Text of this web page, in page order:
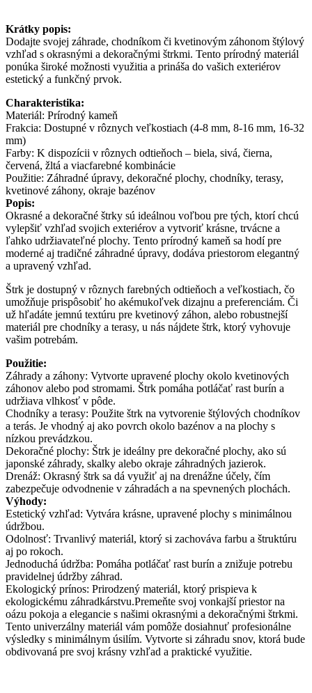
Krátky popis:
Dodajte svojej záhrade, chodníkom či kvetinovým záhonom štýlový
vzhľad s okrasnými a dekoračnými štrkmi. Tento prírodný materiál
ponúka široké možnosti využitia a prináša do vašich exteriérov
estetický a funkčný prvok.
Charakteristika:
Materiál: Prírodný kameň
Frakcia: Dostupné v rôznych veľkostiach (4-8 mm, 8-16 mm, 16-32
mm)
Farby: K dispozícii v rôznych odtieňoch – biela, sivá, čierna,
červená, žltá a viacfarebné kombinácie
Použitie: Záhradné úpravy, dekoračné plochy, chodníky, terasy,
kvetinové záhony, okraje bazénov
Popis:
Okrasné a dekoračné štrky sú ideálnou voľbou pre tých, ktorí chcú
vylepšiť vzhľad svojich exteriérov a vytvoriť krásne, trvácne a
ľahko udržiavateľné plochy. Tento prírodný kameň sa hodí pre
moderné aj tradičné záhradné úpravy, dodáva priestorom elegantný
a upravený vzhľad.
Štrk je dostupný v rôznych farebných odtieňoch a veľkostiach, čo
umožňuje prispôsobiť ho akémukoľvek dizajnu a preferenciám. Či
už hľadáte jemnú textúru pre kvetinový záhon, alebo robustnejší
materiál pre chodníky a terasy, u nás nájdete štrk, ktorý vyhovuje
vašim potrebám.
Použitie:
Záhrady a záhony: Vytvorte upravené plochy okolo kvetinových
záhonov alebo pod stromami. Štrk pomáha potláčať rast burín a
udržiava vlhkosť v pôde.
Chodníky a terasy: Použite štrk na vytvorenie štýlových chodníkov
a terás. Je vhodný aj ako povrch okolo bazénov a na plochy s
nízkou prevádzkou.
Dekoračné plochy: Štrk je ideálny pre dekoračné plochy, ako sú
japonské záhrady, skalky alebo okraje záhradných jazierok.
Drenáž: Okrasný štrk sa dá využiť aj na drenážne účely, čím
zabezpečuje odvodnenie v záhradách a na spevnených plochách.
Výhody:
Estetický vzhľad: Vytvára krásne, upravené plochy s minimálnou
údržbou.
Odolnosť: Trvanlivý materiál, ktorý si zachováva farbu a štruktúru
aj po rokoch.
Jednoduchá údržba: Pomáha potláčať rast burín a znižuje potrebu
pravidelnej údržby záhrad.
Ekologický prínos: Prirodzený materiál, ktorý prispieva k
ekologickému záhradkárstvu.Premeňte svoj vonkajší priestor na
oázu pokoja a elegancie s našimi okrasnými a dekoračnými štrkmi.
Tento univerzálny materiál vám pomôže dosiahnuť profesionálne
výsledky s minimálnym úsilím. Vytvorte si záhradu snov, ktorá bude
obdivovaná pre svoj krásny vzhľad a praktické využitie.